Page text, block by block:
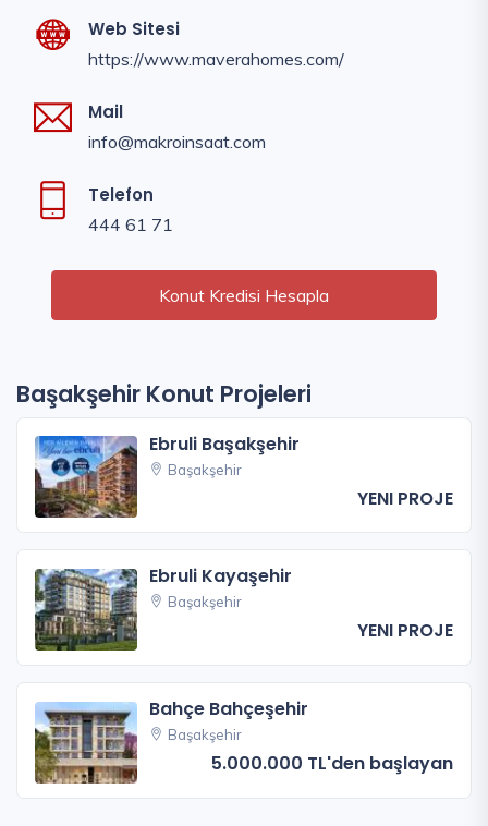
Web Sitesi
https://www.maverahomes.com/
Mail
info@makroinsaat.com
Telefon
444 61 71
Konut Kredisi Hesapla
Başakşehir Konut Projeleri
Ebruli Başakşehir
Başakşehir
YENI PROJE
Ebruli Kayaşehir
Başakşehir
YENI PROJE
Bahçe Bahçeşehir
Başakşehir
5.000.000 TL'den başlayan